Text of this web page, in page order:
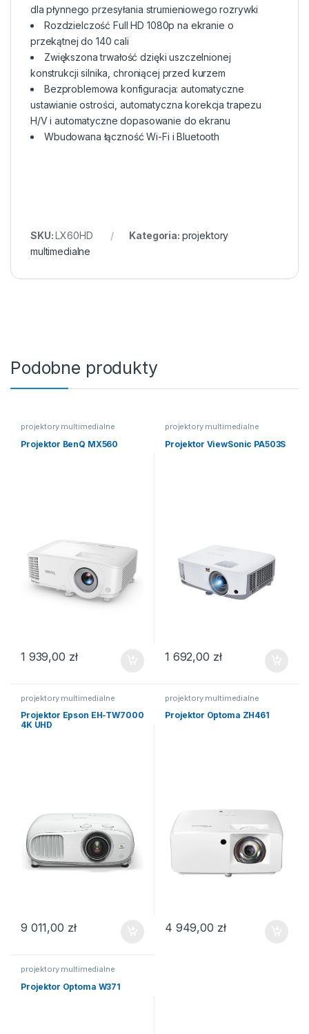
dla płynnego przesyłania strumieniowego rozrywki​
Rozdzielczość Full HD 1080p na ekranie o
przekątnej do 140 cali​
Zwiększona trwałość dzięki uszczelnionej
konstrukcji silnika, chroniącej przed kurzem​
Bezproblemowa konfiguracja: automatyczne
ustawianie ostrości, automatyczna korekcja trapezu
H/V i automatyczne dopasowanie do ekranu
Wbudowana łączność Wi-Fi i Bluetooth
SKU:LX60HD Kategoria: projektory
multimedialne
Podobne produkty
projektory multimedialne
Projektor BenQ MX560
1 939,00 zł
projektory multimedialne
Projektor ViewSonic PA503S
1 692,00 zł
projektory multimedialne
Projektor Epson EH-TW7000
4K UHD
9 011,00 zł
projektory multimedialne
Projektor Optoma ZH461
4 949,00 zł
projektory multimedialne
Projektor Optoma W371